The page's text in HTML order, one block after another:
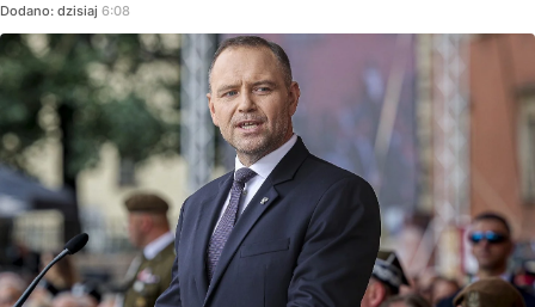
Dodano: dzisiaj 6:08